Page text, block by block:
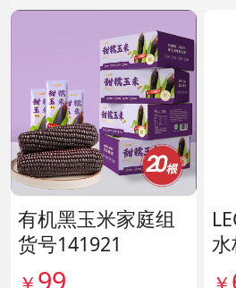
有机黑玉米家庭组
货号141921
99